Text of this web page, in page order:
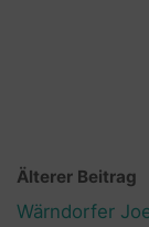
Älterer Beitrag
Wärndorfer